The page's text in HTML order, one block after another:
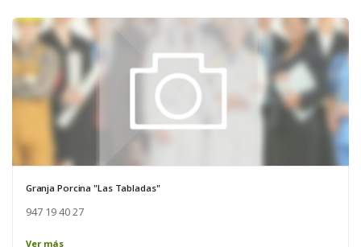
Granja Porcina "Las Tabladas"
947 19 40 27
Ver más